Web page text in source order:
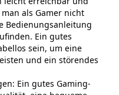
als Gamer nicht
Bedienungsanleitung
Ein gutes
sein, um eine
und ein störendes
Ein gutes Gaming-